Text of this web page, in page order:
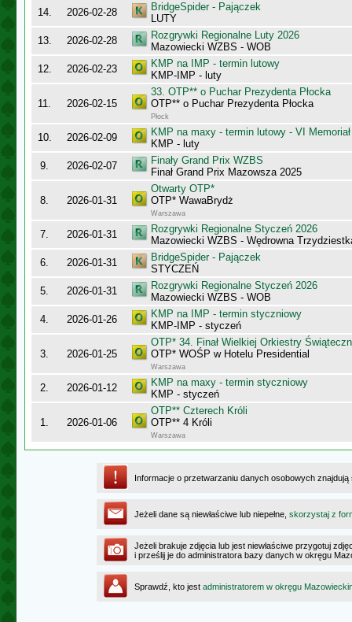
14.
2026-02-28
BridgeSpider - Pajączek
LUTY
13.
2026-02-28
Rozgrywki Regionalne Luty 2026
Mazowiecki WZBS - WOB
12.
2026-02-23
KMP na IMP - termin lutowy
KMP-IMP - luty
11. 2026-02-15
33. OTP** o Puchar Prezydenta Płocka
OTP** o Puchar Prezydenta Płocka
Płock
10. 2026-02-09
KMP na maxy - termin lutowy - VI
KMP - luty
9.
2026-02-07
Finały Grand Prix WZBS
Finał Grand Prix Mazowsza 2025
8. 2026-01-31
Otwarty OTP*
OTP* WawaBrydż
Warszawa
7. 2026-01-31
Rozgrywki Regionalne Styczeń 2026
Mazowiecki WZBS - Wędrowna
6.
2026-01-31
BridgeSpider - Pajączek
STYCZEŃ
5.
2026-01-31
Rozgrywki Regionalne Styczeń 2026
Mazowiecki WZBS - WOB
4.
2026-01-26
KMP na IMP - termin styczniowy
KMP-IMP - styczeń
3. 2026-01-25
OTP* 34. Finał Wielkiej Orkiestry
OTP* WOŚP w Hotelu Presidential
Warszawa
2. 2026-01-12
KMP na maxy - termin styczniowy
KMP - styczeń
1. 2026-01-06
OTP** Czterech Króli
OTP** 4 Króli
Warszawa
Informacje o przetwarzaniu danych osobowych
Jeżeli dane są niewłaściwe lub niepełne, skorzystaj z
Jeżeli brakuje zdjęcia lub jest niewłaściwe przygotuj
i prześlij je do administratora bazy danych w okręgu
Sprawdź, kto jest administratorem w okręgu